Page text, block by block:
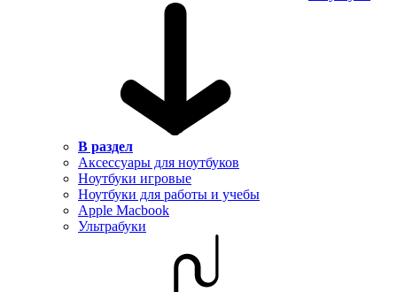
В раздел
Аксессуары для ноутбуков
Ноутбуки игровые
Ноутбуки для работы и учебы
Apple Macbook
Ультрабуки